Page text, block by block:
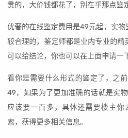
贵的，大价钱都花了，别在乎那点鉴
优奢的在线鉴定费用是49元起，实物
较合理的，鉴定师都是业内专业的
可以给结论，你也可以在上面申请一
看你是需要什么形式的鉴定了，之
49，如果为了更加准确的话就是实
应该要一百多，具体还需要楼主你
索，获得更多相关信息。